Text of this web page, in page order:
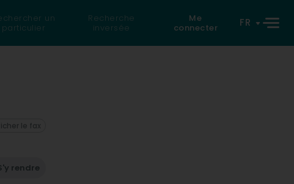
un
particulier
Recherche
inversée
Me
connecter
FR
rendre
le fax